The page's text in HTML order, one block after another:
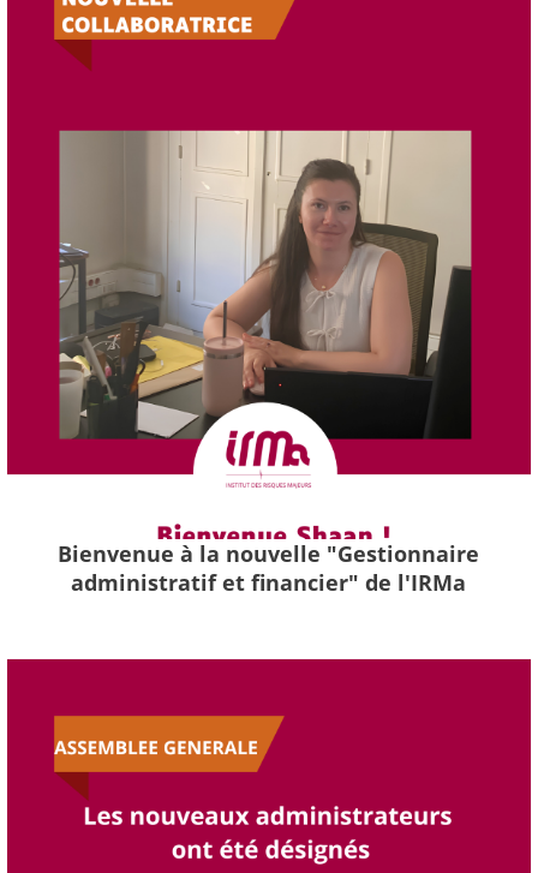
Bienvenue à la nouvelle "Gestionnaire
administratif et financier" de l'IRMa